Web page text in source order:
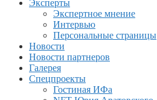
Эксперты
Экспертное мнение
Интервью
Персональные страницы
Новости
Новости партнеров
Галерея
Спецпроекты
Гостиная ИФа